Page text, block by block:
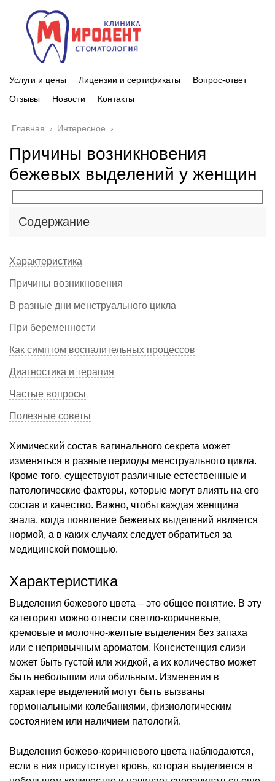
Услуги и цены Лицензии и сертификаты
Вопрос-ответ
Отзывы
Новости Контакты
Главная › Интересное ›
Причины возникновения
бежевых выделений у женщин
Содержание
Характеристика
Причины возникновения
В разные дни менструального цикла
При беременности
Как симптом воспалительных процессов
Диагностика и терапия
Частые вопросы
Полезные советы
Химический состав вагинального секрета может
изменяться в разные периоды менструального цикла.
Кроме того, существуют различные естественные и
патологические факторы, которые могут влиять на его
состав и качество. Важно, чтобы каждая женщина
знала, когда появление бежевых выделений является
нормой, а в каких случаях следует обратиться за
медицинской помощью.
Характеристика
Выделения бежевого цвета – это общее понятие. В эту
категорию можно отнести светло-коричневые,
кремовые и молочно-желтые выделения без запаха
или с непривычным ароматом. Консистенция слизи
может быть густой или жидкой, а их количество может
быть небольшим или обильным. Изменения в
характере выделений могут быть вызваны
гормональными колебаниями, физиологическим
состоянием или наличием патологий.
Выделения бежево-коричневого цвета наблюдаются,
если в них присутствует кровь, которая выделяется в